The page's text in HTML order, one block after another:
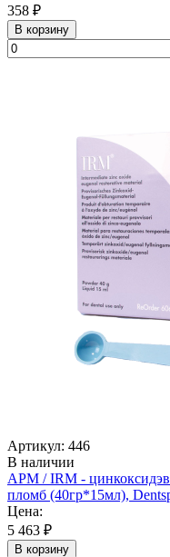
358 ₽
В корзину
Артикул: 446
В наличии
АРМ / IRM -
пломб (40гр*15мл),
Цена:
5 463 ₽
В корзину